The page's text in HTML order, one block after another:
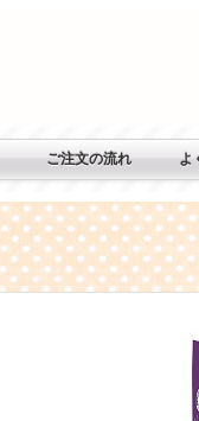
ご注文の流れ よ